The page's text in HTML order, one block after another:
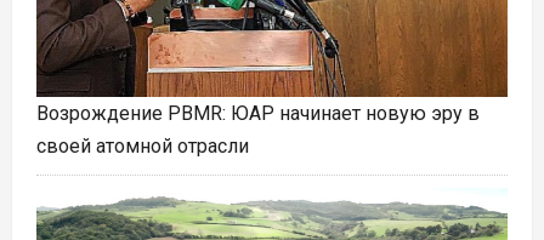
Возрождение PBMR: ЮАР начинает новую эру в
своей атомной отрасли